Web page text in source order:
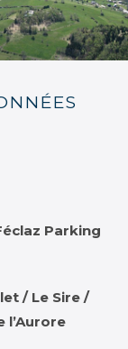
Parking
/ Le Sire /
l’Aurore